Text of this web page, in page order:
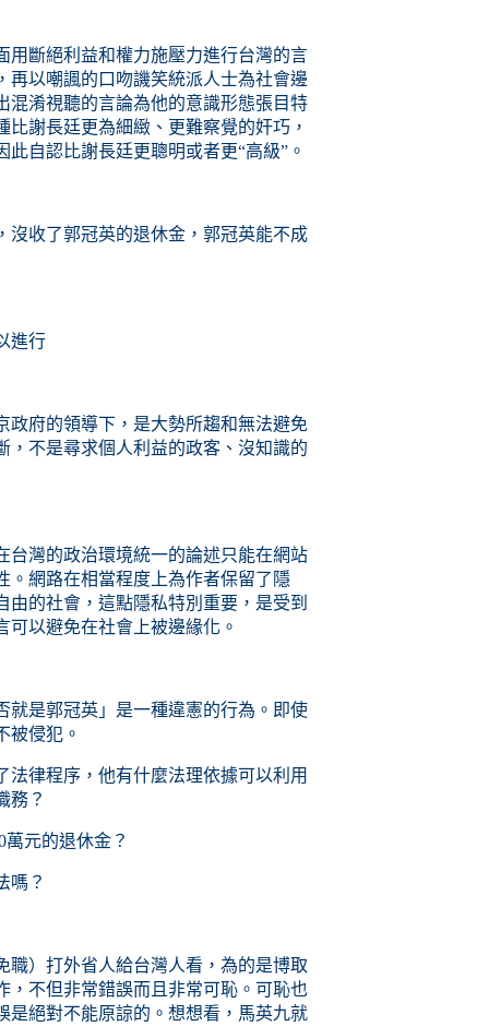
用斷絕利益和權力施壓力進行台灣的言
再以嘲諷的口吻譏笑統派人士為社會邊
混淆視聽的言論為他的意識形態張目特
謝長廷更為細緻、更難察覺的奸巧，
自認比謝長廷更聰明或者更“高級”。
沒收了郭冠英的退休金，郭冠英能不成
進行
政府的領導下，是大勢所趨和無法避免
，不是尋求個人利益的政客、沒知識的
台灣的政治環境統一的論述只能在網站
。網路在相當程度上為作者保留了隱
的社會，這點隱私特別重要，是受到
以避免在社會上被邊緣化。
就是郭冠英」是一種違憲的行為。即使
被侵犯。
律程序，他有什麼法理依據可以利用
務？
元的退休金？
嗎？
職）打外省人給台灣人看，為的是博取
，不但非常錯誤而且非常可恥。可恥也
是絕對不能原諒的。想想看，馬英九就